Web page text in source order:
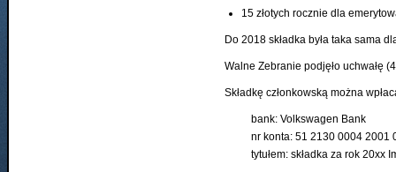
15 złotych rocznie dla
Do 2018 składka była taka sama
Walne Zebranie podjęło uchwałę
Składkę członkowską można
bank: Volkswagen Bank
nr konta: 51 2130 0004 2001
tytułem: składka za rok 20xx